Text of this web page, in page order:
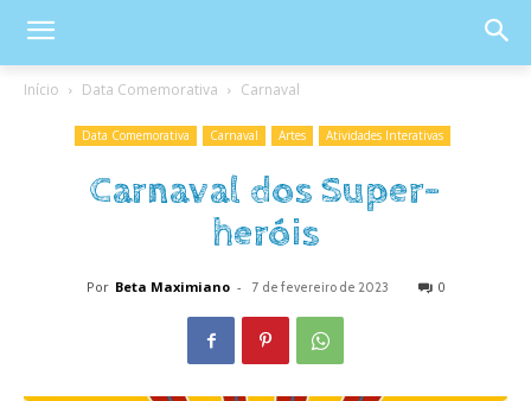
Início Data Comemorativa Carnaval
Data Comemorativa Carnaval Artes Atividades Interativas
Carnaval dos Super-
heróis
Por Beta Maximiano - 7 de fevereiro de 2023 0